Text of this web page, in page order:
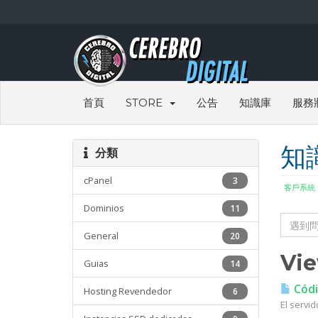
首頁 STORE 公告 知識庫 服務
知
客戶系統
分類
3
cPanel
11
Dominios
20
General
14
Guias
6
Hosting Revendedor
El